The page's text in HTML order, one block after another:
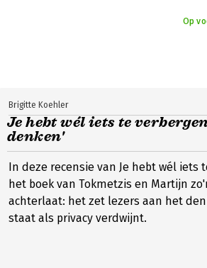
Op
Je hebt wél iets te
denken'
Brigitte Koehler
In deze recensie van Je hebt wél iets
het boek van Tokmetzis en Martijn
achterlaat: het zet lezers aan het
staat als privacy verdwijnt.